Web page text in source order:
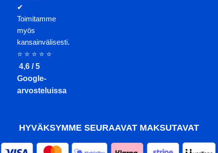
✔
Toimitamme
myös
kansainvälisesti.
⭐ ⭐ ⭐ ⭐ ⭐
4,6 / 5
Google-
arvosteluissa
HYVÄKSYMME SEURAAVAT MAKSUTAVAT